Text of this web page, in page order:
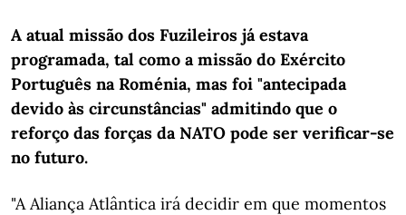
A atual missão dos Fuzileiros já estava
programada, tal como a missão do Exército
Português na Roménia, mas foi "antecipada
devido às circunstâncias" admitindo que o
reforço das forças da NATO pode ser verificar-se
no futuro.
"A Aliança Atlântica irá decidir em que momentos